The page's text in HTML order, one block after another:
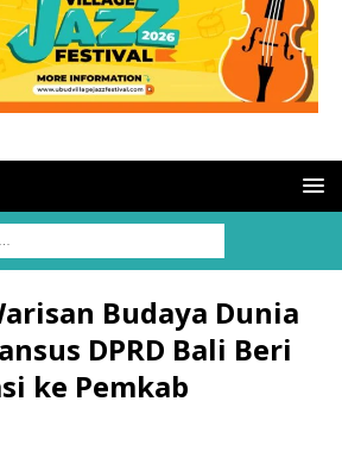
Budaya Dunia
DPRD Bali Beri
ke Pemkab